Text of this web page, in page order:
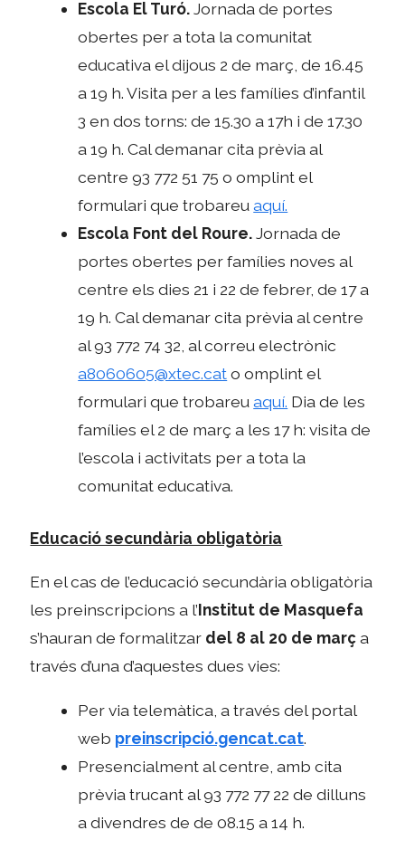
Escola El Turó.Jornada de portes
obertes per a tota la comunitat
educativa el dijous 2 de març, de 16.45
a 19 h. Visita per a les famílies d’infantil
3 en dos torns: de 15.30 a 17h i de 17.30
a 19 h. Cal demanar cita prèvia al
centre 93 772 51 75 o omplint el
formulari que trobareuaquí.
Escola Font del Roure.Jornada de
portes obertes per famílies noves al
centre els dies 21 i 22 de febrer, de 17 a
19 h. Cal demanar cita prèvia al centre
al 93 772 74 32, al correu electrònic
a8060605@xtec.cato omplint el
formulari que trobareuaquí. Dia de les
famílies el 2 de març a les 17 h: visita de
l’escola i activitats per a tota la
comunitat educativa.
Educació secundària obligatòria
En el cas de l’educació secundària obligatòria
les preinscripcions a l’Institut de Masquefa
s’hauran de formalitzar del 8 al 20 de marça
través d’una d’aquestes dues vies:
Per via telemàtica, a través del portal
web preinscripció.gencat.cat.
Presencialment al centre, amb cita
prèvia trucant al 93 772 77 22 de dilluns
a divendres de de 08.15 a 14 h.